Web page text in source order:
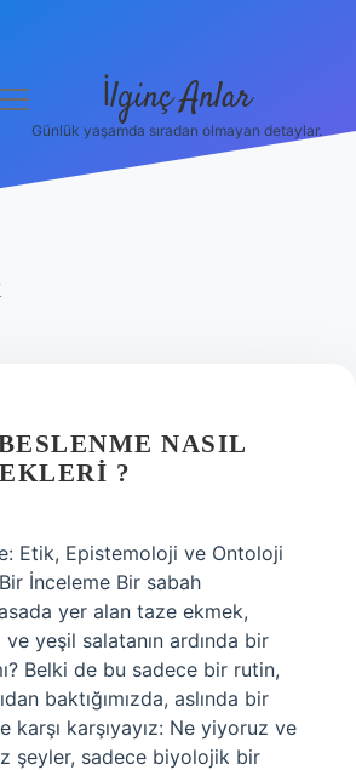
menüyü
İlginç Anlar
Günlük yaşamda sıradan olmayan detaylar.
NASIL
?
Etik, Epistemoloji ve Ontoloji
İnceleme Bir sabah
yer alan taze ekmek,
yeşil salatanın ardında bir
Belki de bu sadece bir rutin,
baktığımızda, aslında bir
karşı karşıyayız: Ne yiyoruz ve
şeyler, sadece biyolojik bir